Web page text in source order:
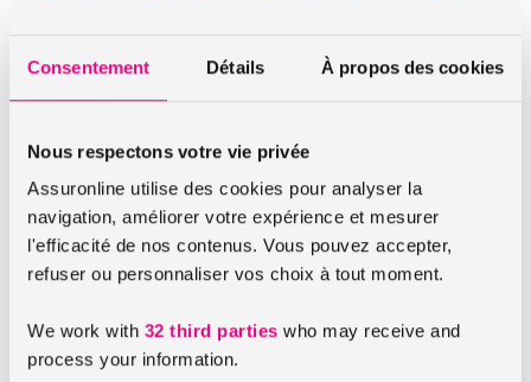
Consentement Détails À propos des cookies
Nous respectons votre vie privée
Assuronline utilise des cookies pour analyser la
navigation, améliorer votre expérience et mesurer
l'efficacité de nos contenus. Vous pouvez accepter,
refuser ou personnaliser vos choix à tout moment.
We work with 32 third parties who may receive and
process your information.
Lagarantie bris de glacesprend en charge les frais de
cette garantie varient d’un assureur à un autre et sont
vitres latérales, du pare-briseet de lalunette arrière
La garantie bris de glaces s’applique après
réparation
La garantie bris de glacespermettra que soit pris en
charge laréparationou le